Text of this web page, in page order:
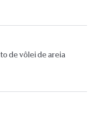
de vôlei de areia